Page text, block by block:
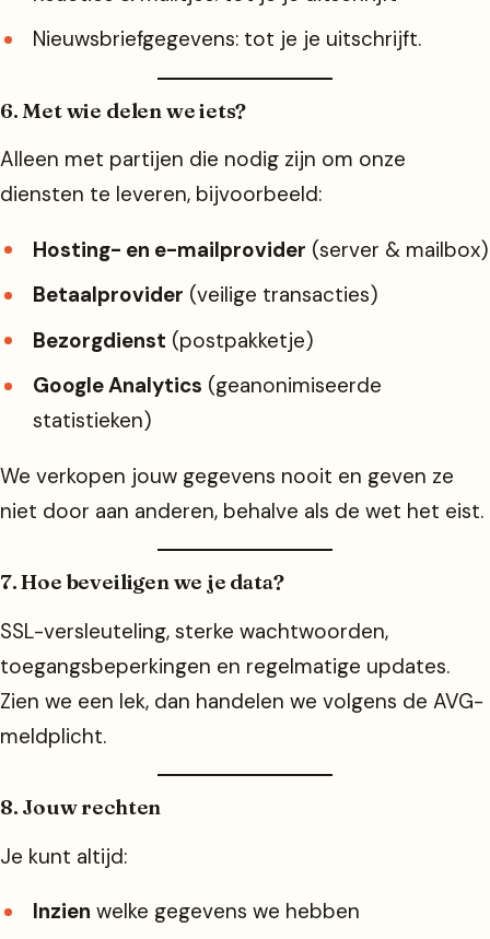
Nieuwsbrief­gegevens: tot je je uitschrijft.
6. Met wie delen we iets?
Alleen met partijen die nodig zijn om onze
diensten te leveren, bijvoorbeeld:
Hosting- en e-mailprovider (server & mailbox)
Betaalprovider (veilige transacties)
Bezorgdienst (postpakketje)
Google Analytics (geanonimiseerde
statistieken)
We verkopen jouw gegevens nooit en geven ze
niet door aan anderen, behalve als de wet het eist.
7. Hoe beveiligen we je data?
SSL-versleuteling, sterke wachtwoorden,
toegangs­beperkingen en regelmatige updates.
Zien we een lek, dan handelen we volgens de AVG-
meldplicht.
8. Jouw rechten
Je kunt altijd:
Inzien welke gegevens we hebben